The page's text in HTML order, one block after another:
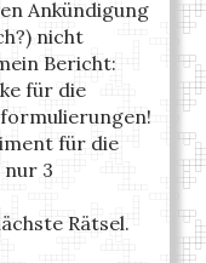
Ankündigung
nicht
Bericht:
für die
für die
3
Rätsel.